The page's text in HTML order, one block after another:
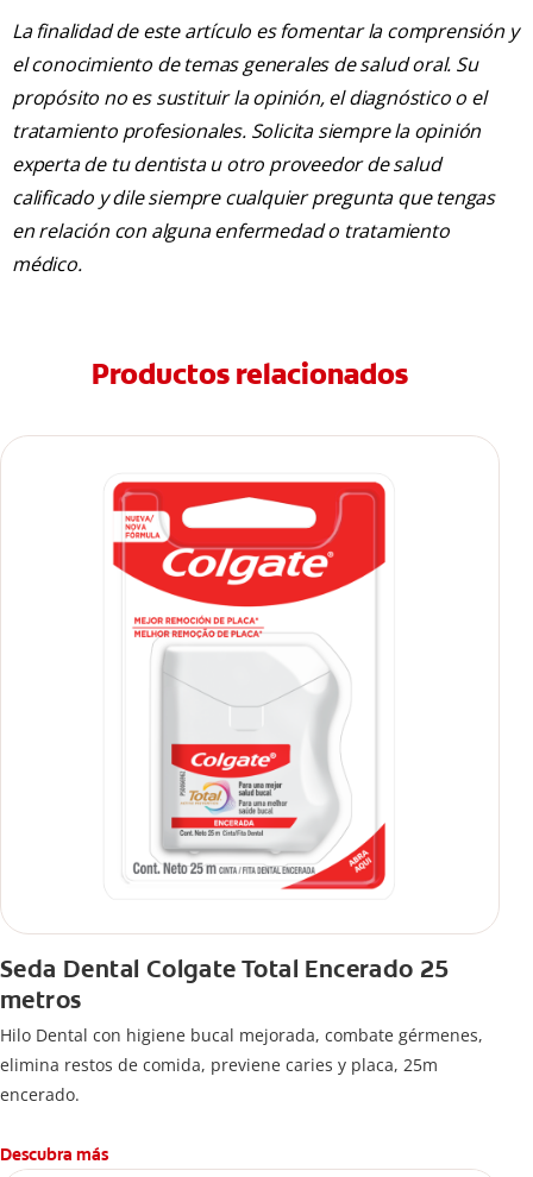
La finalidad de este artículo es fomentar la comprensión y
el conocimiento de temas generales de salud oral. Su
propósito no es sustituir la opinión, el diagnóstico o el
tratamiento profesionales. Solicita siempre la opinión
experta de tu dentista u otro proveedor de salud
calificado y dile siempre cualquier pregunta que tengas
en relación con alguna enfermedad o tratamiento
médico.
Productos relacionados
Seda Dental Colgate Total Encerado 25
metros
Hilo Dental con higiene bucal mejorada, combate gérmenes,
elimina restos de comida, previene caries y placa, 25m
encerado.
Descubra más